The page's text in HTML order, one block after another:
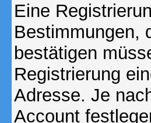
Eine
Bestimmungen,
bestätigen
Registrierung
Adresse. Je
Account